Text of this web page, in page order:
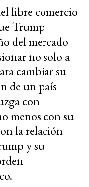
libre comercio
Trump
del mercado
no solo a
cambiar su
de un país
con
menos con su
la relación
y su